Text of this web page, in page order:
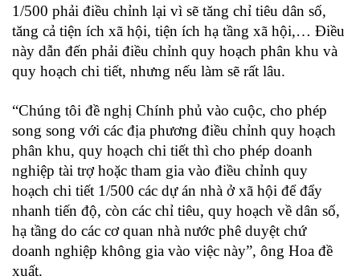
1/500 phải điều chỉnh lại vì sẽ tăng chỉ tiêu dân số,
tăng cả tiện ích xã hội, tiện ích hạ tầng xã hội,… Điều
này dẫn đến phải điều chỉnh quy hoạch phân khu và
quy hoạch chi tiết, nhưng nếu làm sẽ rất lâu.
“Chúng tôi đề nghị Chính phủ vào cuộc, cho phép
song song với các địa phương điều chỉnh quy hoạch
phân khu, quy hoạch chi tiết thì cho phép doanh
nghiệp tài trợ hoặc tham gia vào điều chỉnh quy
hoạch chi tiết 1/500 các dự án nhà ở xã hội để đẩy
nhanh tiến độ, còn các chỉ tiêu, quy hoạch về dân số,
hạ tầng do các cơ quan nhà nước phê duyệt chứ
doanh nghiệp không gia vào việc này”, ông Hoa đề
xuất.